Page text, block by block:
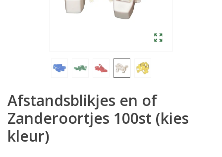
Afstandsblikjes en of
Zanderoortjes 100st (kies
kleur)